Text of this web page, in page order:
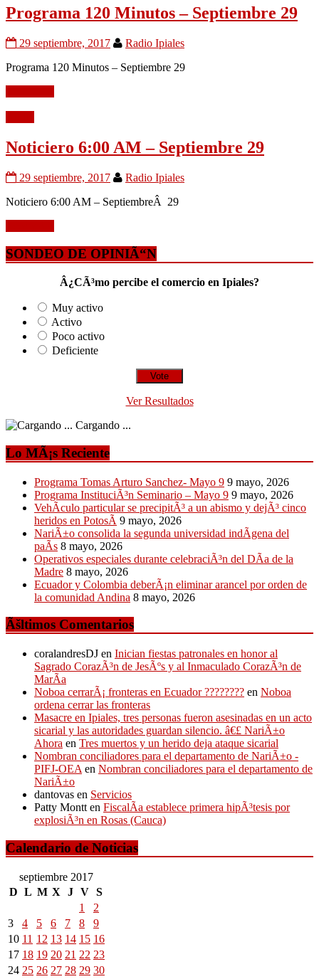
Programa 120 Minutos – Septiembre 29
29 septiembre, 2017
Radio Ipiales
Programa 120 Minutos – Septiembre 29
Noticiero 6:00 AM – Septiembre 29
29 septiembre, 2017
Radio Ipiales
Noticiero 6:00 AM – SeptiembreÂ 29
SONDEO DE OPINIÃ“N
Â¿CÃ³mo percibe el comercio en Ipiales?
Muy activo
Activo
Poco activo
Deficiente
Ver Resultados
Cargando ...
Lo MÃ¡s Reciente
Programa Tomas Arturo Sanchez- Mayo 9 9 mayo, 2026
Programa InstituciÃ³n Seminario – Mayo 9 9 mayo, 2026
VehÃ­culo particular se precipitÃ³ a un abismo y dejÃ³ cinco
heridos en PotosÃ­ 9 mayo, 2026
NariÃ±o consolida la segunda universidad indÃ­gena del
paÃ­s 8 mayo, 2026
Operativos especiales durante celebraciÃ³n del DÃ­a de la
Madre 8 mayo, 2026
Ecuador y Colombia deberÃ¡n eliminar arancel por orden de
la comunidad Andina 8 mayo, 2026
Ãšltimos Comentarios
coralandresDJ en Inician fiestas patronales en honor al
Sagrado CorazÃ³n de JesÃºs y al Inmaculado CorazÃ³n de
MarÃ­a
Noboa cerrarÃ¡ fronteras en Ecuador ???????? en Noboa
ordena cerrar las fronteras
Masacre en Ipiales, tres personas fueron asesinadas en un acto
sicarial y las autoridades guardan silencio. â€£ NariÃ±o
Ahora en Tres muertos y un herido deja ataque sicarial
Nombran conciliadores para el departamento de NariÃ±o -
PIFJ-OEA en Nombran conciliadores para el departamento de
NariÃ±o
dantovas en Servicios
Patty Montt en FiscalÃ­a establece primera hipÃ³tesis por
explosiÃ³n en Rosas (Cauca)
Calendario de Noticias
septiembre 2017
D L M X J V S
1
2
3
4 5 6 7 8
9
10 11 12 13 14 15 16
17 18 19 20 21 22 23
24 25 26 27 28 29 30